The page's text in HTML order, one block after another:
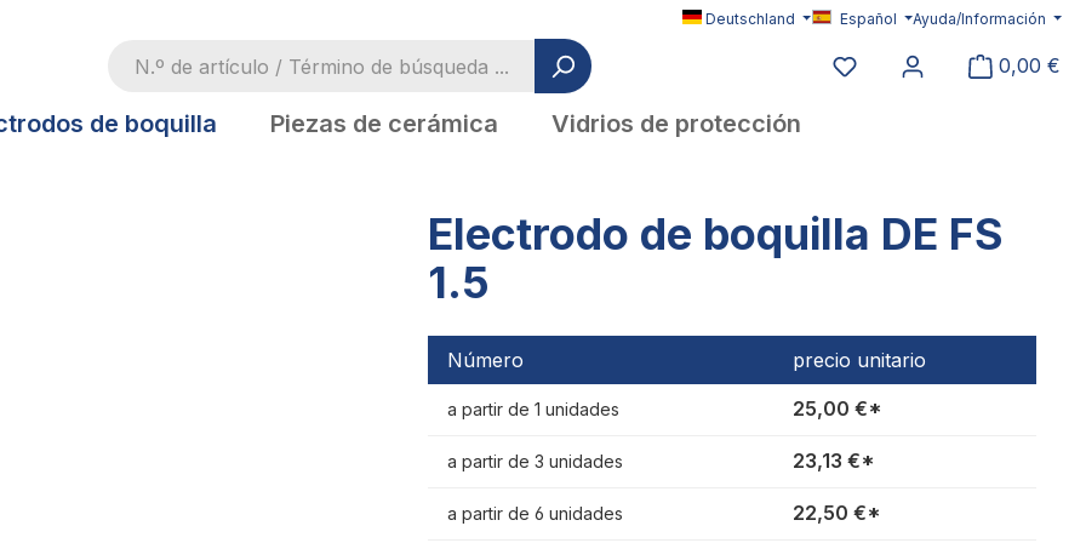
Deutschland Español Ayuda/Información
Tiene 0 productos en
0,00 €
de boquilla Piezas de cerámica Vidrios de protección
Electrodo de boquilla DE FS
1.5
Número precio unitario
a partir de 1 unidades 25,00 €*
a partir de 3 unidades 23,13 €*
a partir de 6 unidades 22,50 €*